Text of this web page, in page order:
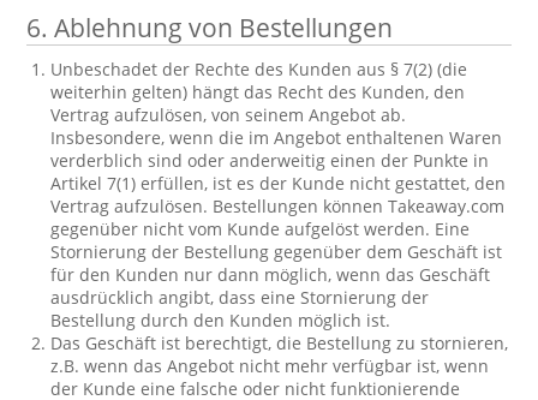
6. Ablehnung von Bestellungen
Unbeschadet der Rechte des Kunden aus § 7(2) (die
weiterhin gelten) hängt das Recht des Kunden, den
Vertrag aufzulösen, von seinem Angebot ab.
Insbesondere, wenn die im Angebot enthaltenen Waren
verderblich sind oder anderweitig einen der Punkte in
Artikel 7(1) erfüllen, ist es der Kunde nicht gestattet, den
Vertrag aufzulösen. Bestellungen können Takeaway.com
gegenüber nicht vom Kunde aufgelöst werden. Eine
Stornierung der Bestellung gegenüber dem Geschäft ist
für den Kunden nur dann möglich, wenn das Geschäft
ausdrücklich angibt, dass eine Stornierung der
Bestellung durch den Kunden möglich ist.
Das Geschäft ist berechtigt, die Bestellung zu stornieren,
z.B. wenn das Angebot nicht mehr verfügbar ist, wenn
der Kunde eine falsche oder nicht funktionierende